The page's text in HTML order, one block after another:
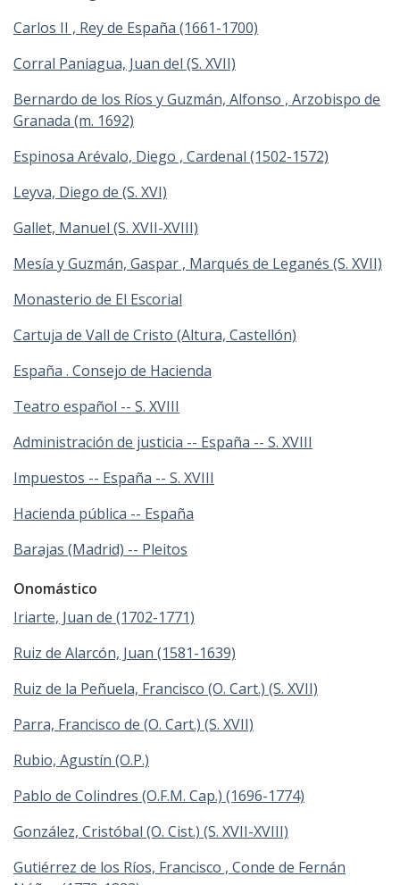
Carlos II , Rey de España (1661-1700)
Corral Paniagua, Juan del (S. XVII)
Bernardo de los Ríos y Guzmán, Alfonso , Arzobispo de
Granada (m. 1692)
Espinosa Arévalo, Diego , Cardenal (1502-1572)
Leyva, Diego de (S. XVI)
Gallet, Manuel (S. XVII-XVIII)
Mesía y Guzmán, Gaspar , Marqués de Leganés (S. XVII)
Monasterio de El Escorial
Cartuja de Vall de Cristo (Altura, Castellón)
España . Consejo de Hacienda
Teatro español -- S. XVIII
Administración de justicia -- España -- S. XVIII
Impuestos -- España -- S. XVIII
Hacienda pública -- España
Barajas (Madrid) -- Pleitos
Onomástico
Iriarte, Juan de (1702-1771)
Ruiz de Alarcón, Juan (1581-1639)
Ruiz de la Peñuela, Francisco (O. Cart.) (S. XVII)
Parra, Francisco de (O. Cart.) (S. XVII)
Rubio, Agustín (O.P.)
Pablo de Colindres (O.F.M. Cap.) (1696-1774)
González, Cristóbal (O. Cist.) (S. XVII-XVIII)
Gutiérrez de los Ríos, Francisco , Conde de Fernán